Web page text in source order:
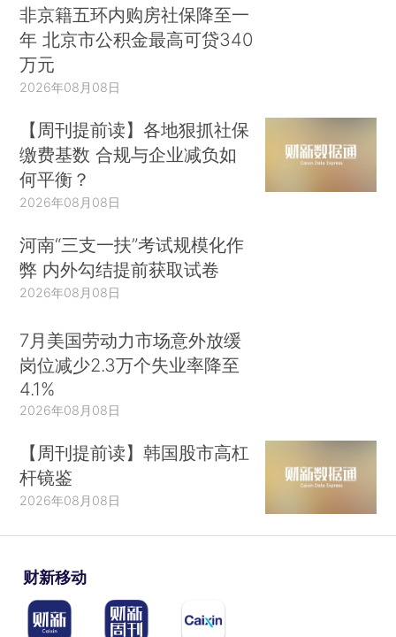
非京籍五环内购房社保降至一
年 北京市公积金最高可贷340
万元
2026年08月08日
【周刊提前读】各地狠抓社保
缴费基数 合规与企业减负如
何平衡？
2026年08月08日
河南“三支一扶”考试规模化作
弊 内外勾结提前获取试卷
2026年08月08日
7月美国劳动力市场意外放缓
岗位减少2.3万个失业率降至
4.1%
2026年08月08日
【周刊提前读】韩国股市高杠
杆镜鉴
2026年08月08日
财新移动